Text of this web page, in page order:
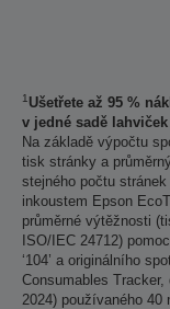
1 Ušetřete až 95 %
v jedné sadě lahviček
Na základě výpočtu
tisk stránky a
stejného počtu
inkoustem Epson
průměrné výtěžnosti
ISO/IEC 24712)
‘104’ a originálního
Consumables
2024) používaného 40